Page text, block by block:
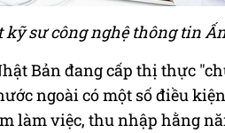
kỹ sư công nghệ thông tin
Bản đang cấp thị thực
ngoài có một số điều
làm việc, thu nhập hằng